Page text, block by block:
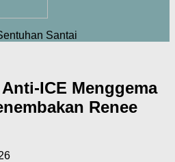
Santai
ICE Menggema
Renee